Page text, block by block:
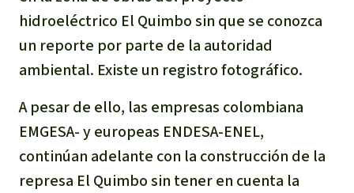
hidroeléctrico El Quimbo sin que se conozca
un reporte por parte de la autoridad
ambiental. Existe un registro fotográfico.
A pesar de ello, las empresas colombiana
EMGESA- y europeas ENDESA-ENEL,
continúan adelante con la construcción de la
represa El Quimbo sin tener en cuenta la